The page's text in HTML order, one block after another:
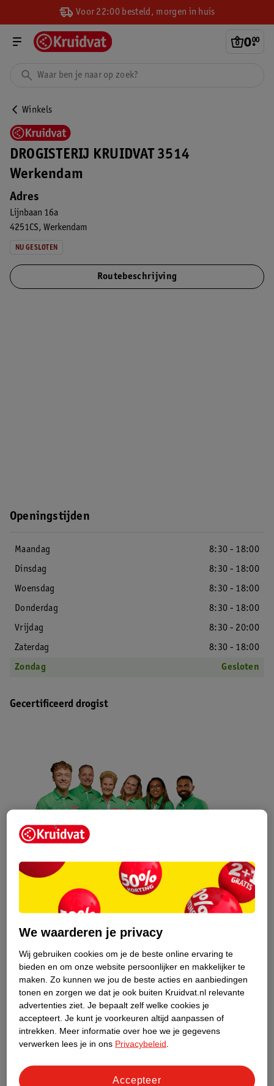
Voor 22:00 besteld, morgen in huis
0.
00
Winkels
DROGISTERIJ KRUIDVAT 3514
Werkendam
Adres
Lijnbaan 16a
4251CS Werkendam
NU GESLOTEN
Routebeschrijving
Openingstijden
Maandag
8:30 - 18:00
Dinsdag
8:30 - 18:00
Woensdag
8:30 - 18:00
Donderdag
8:30 - 18:00
Vrijdag
8:30 - 20:00
Zaterdag
8:30 - 18:00
Zondag
Gesloten
Gecertificeerd drogist
Kruidvat is een erkend specialist in
gezondheidsvraag ook is, stel hem aan
ons!
Stel je gezondheidsvraag
Ook in deze winkel
Kruidvat.nl ophaalpunt
winkel. Zo hoef je niet thuis te blijven voor de Kruidvat
We waarderen je privacy
Wij gebruiken cookies om je de beste online ervaring te
bieden en om onze website persoonlijker en makkelijker te
maken. Zo kunnen we jou de beste acties en aanbiedingen
tonen en zorgen we dat je ook buiten Kruidvat.nl relevante
advertenties ziet. Je bepaalt zelf welke cookies je
accepteert. Je kunt je voorkeuren altijd aanpassen of
intrekken.
Meer informatie over hoe we je gegevens
verwerken lees je in ons Privacybeleid
Accepteer